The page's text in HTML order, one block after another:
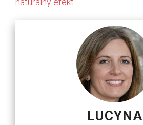
LUCYNA